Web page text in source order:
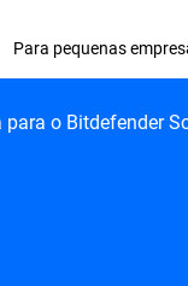
Para pequenas
para o Bitdefender